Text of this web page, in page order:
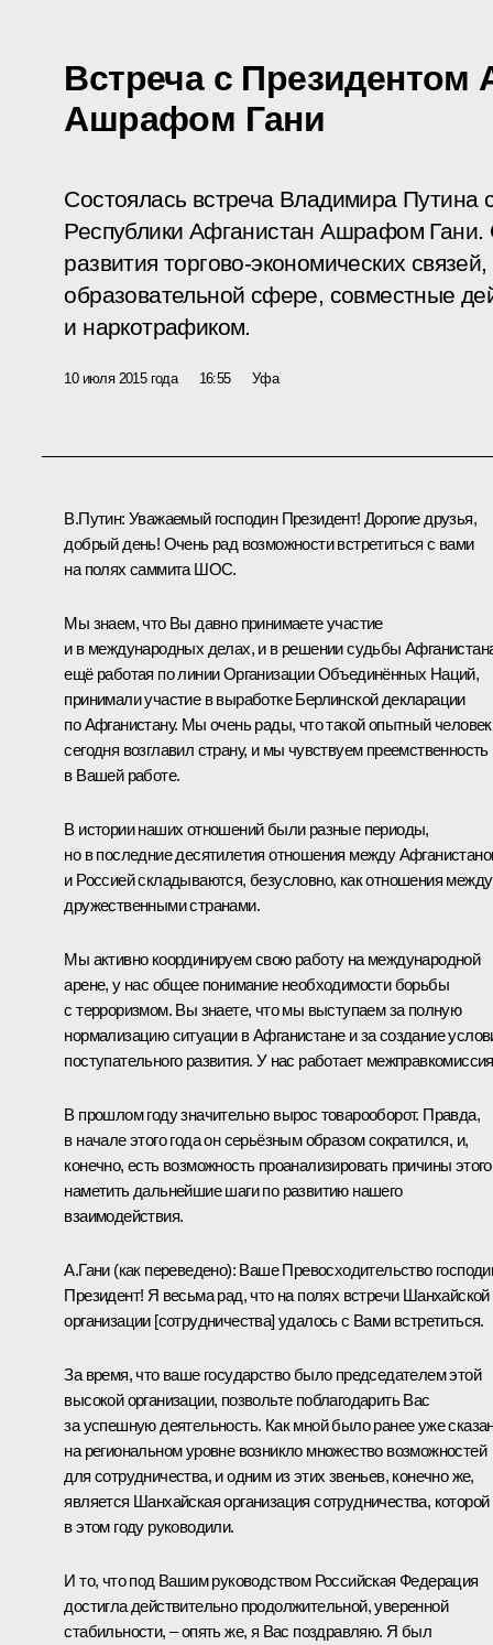
Встреча с Президентом
Ашрафом Гани
Состоялась встреча Владимира Путина
Республики Афганистан Ашрафом Гани.
развития торгово-экономических
образовательной сфере, совместные
и наркотрафиком.
10 июля 2015 года 16:55 Уфа
В.Путин: Уважаемый господин Президент! Дорогие друзья,
добрый день! Очень рад возможности встретиться с вами
на полях саммита ШОС.
Мы знаем, что Вы давно принимаете участие
и в международных делах, и в решении судьбы
ещё работая по линии Организации Объединённых Наций,
принимали участие в выработке Берлинской декларации
по Афганистану. Мы очень рады, что такой опытный человек
сегодня возглавил страну, и мы чувствуем преемственность
в Вашей работе.
В истории наших отношений были разные периоды,
но в последние десятилетия отношения между
и Россией складываются, безусловно, как отношения между
дружественными странами.
Мы активно координируем свою работу на международной
арене, у нас общее понимание необходимости борьбы
с терроризмом. Вы знаете, что мы выступаем за полную
нормализацию ситуации в Афганистане и за создание
поступательного развития. У нас работает
В прошлом году значительно вырос товарооборот. Правда,
в начале этого года он серьёзным образом сократился, и,
конечно, есть возможность проанализировать причины
наметить дальнейшие шаги по развитию нашего
взаимодействия.
А.Гани (как переведено): Ваше Превосходительство
Президент! Я весьма рад, что на полях встречи Шанхайской
организации [сотрудничества] удалось с Вами встретиться.
За время, что ваше государство было председателем этой
высокой организации, позвольте поблагодарить Вас
за успешную деятельность. Как мной было ранее уже
на региональном уровне возникло множество возможностей
для сотрудничества, и одним из этих звеньев, конечно же,
является Шанхайская организация сотрудничества,
в этом году руководили.
И то, что под Вашим руководством Российская Федерация
достигла действительно продолжительной, уверенной
стабильности, – опять же, я Вас поздравляю. Я был